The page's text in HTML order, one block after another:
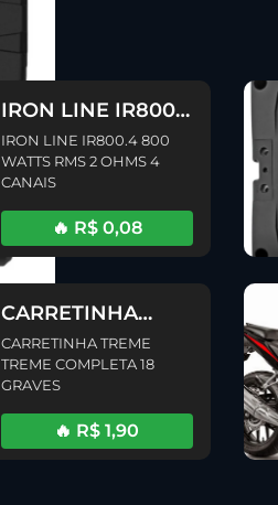
IRON LINE IR800.4
800 WATTS RMS 2
OHMS 4 CANAIS
IRON LINE IR800.4 800
WATTS RMS 2 OHMS 4
CANAIS
🔥 R$ 0,08
CARRETINHA
TREME TREME
COMPLETA 18
GRAVES
CARRETINHA TREME
TREME COMPLETA 18
GRAVES
🔥 R$ 1,90